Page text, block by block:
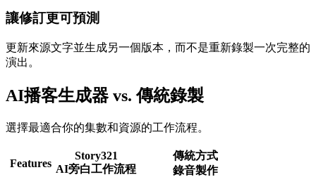
讓修訂更可預測
更新來源文字並生成另一個版本，而不是重新錄製一次完整的
演出。
AI播客生成器 vs. 傳統錄製
選擇最適合你的集數和資源的工作流程。
Features
Story321
AI旁白工作流程
傳統方式
錄音製作